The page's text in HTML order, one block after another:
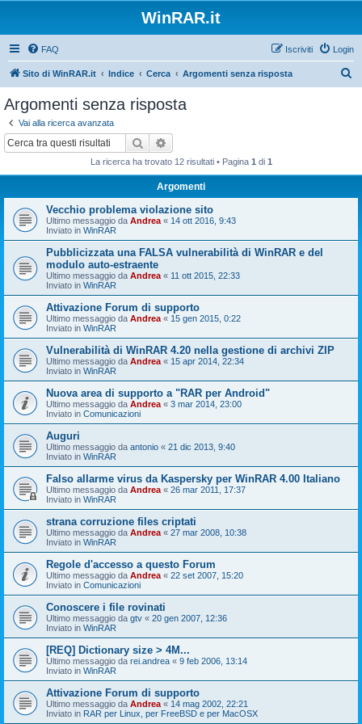
WinRAR.it
FAQ Login
Iscriviti
Sito di WinRAR.it Indice Cerca Argomenti senza risposta
Argomenti senza risposta
Vai alla ricerca avanzata
Cerca
La ricerca ha trovato 12 risultati • Pagina 1 di 1
Argomenti
Vecchio problema violazione sito
Ultimo messaggio da Andrea « 14 ott 2016, 9:43
Inviato in WinRAR
Pubblicizzata una FALSA vulnerabilità di WinRAR e del
modulo auto-estraente
Ultimo messaggio da Andrea « 11 ott 2015, 22:33
Inviato in WinRAR
Attivazione Forum di supporto
Ultimo messaggio da Andrea « 15 gen 2015, 0:22
Inviato in WinRAR
Vulnerabilità di WinRAR 4.20 nella gestione di archivi ZIP
Ultimo messaggio da Andrea « 15 apr 2014, 22:34
Inviato in WinRAR
Nuova area di supporto a "RAR per Android"
Ultimo messaggio da Andrea « 3 mar 2014, 23:00
Inviato in Comunicazioni
Auguri
Ultimo messaggio da antonio « 21 dic 2013, 9:40
Inviato in WinRAR
Falso allarme virus da Kaspersky per WinRAR 4.00 Italiano
Ultimo messaggio da Andrea « 26 mar 2011, 17:37
Inviato in WinRAR
strana corruzione files criptati
Ultimo messaggio da Andrea « 27 mar 2008, 10:38
Inviato in WinRAR
Regole d'accesso a questo Forum
Ultimo messaggio da Andrea « 22 set 2007, 15:20
Inviato in Comunicazioni
Conoscere i file rovinati
Ultimo messaggio da gtv « 20 gen 2007, 12:36
Inviato in WinRAR
[REQ] Dictionary size > 4M...
Ultimo messaggio da rei.andrea « 9 feb 2006, 13:14
Inviato in WinRAR
Attivazione Forum di supporto
Ultimo messaggio da Andrea « 14 mag 2002, 22:21
Inviato in RAR per Linux, per FreeBSD e per MacOSX